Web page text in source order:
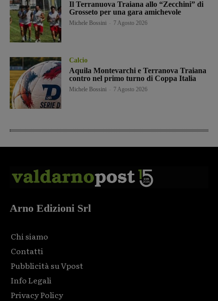
Il Terranuova Traiana allo “Zecchini” di
Grosseto per una gara amichevole
Michele Bossini 7 Agosto 2026
Calcio
Aquila Montevarchi e Terranova Traiana
contro nel primo turno di Coppa Italia
Michele Bossini 7 Agosto 2026
Arno Edizioni Srl
Chi siamo
Contatti
Pubblicità su Vpost
Info Legali
Privacy Policy